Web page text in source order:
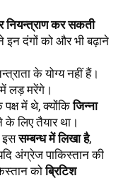
नियन्त्राण कर सकती
इन दंगों को और भी बढ़ाने
के योग्य नहीं हैं।
में लड़ मरेंगे।
में थे, क्योंकि जिन्ना
लिए तैयार था।
सम्बन्ध में लिखा है,
अंग्रेज पाकिस्तान की
को ब्रिटिश